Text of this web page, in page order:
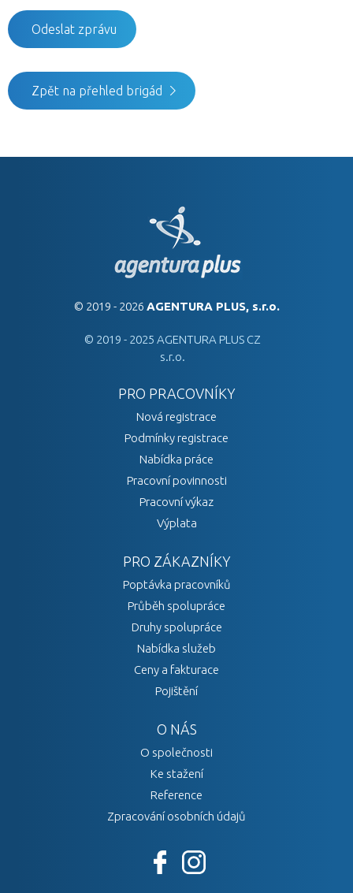
Zpět na přehled brigád
© 2019 - 2026 AGENTURA PLUS, s.r.o.
© 2019 - 2025 AGENTURA PLUS CZ
s.r.o.
PRO PRACOVNÍKY
Nová registrace
Podmínky registrace
Nabídka práce
Pracovní povinnosti
Pracovní výkaz
Výplata
PRO ZÁKAZNÍKY
Poptávka pracovníků
Průběh spolupráce
Druhy spolupráce
Nabídka služeb
Ceny a fakturace
Pojištění
O NÁS
O společnosti
Ke stažení
Reference
Zpracování osobních údajů